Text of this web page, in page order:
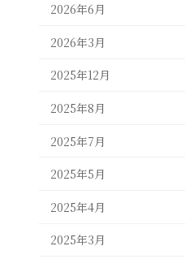
2026年6月
2026年3月
2025年12月
2025年8月
2025年7月
2025年5月
2025年4月
2025年3月